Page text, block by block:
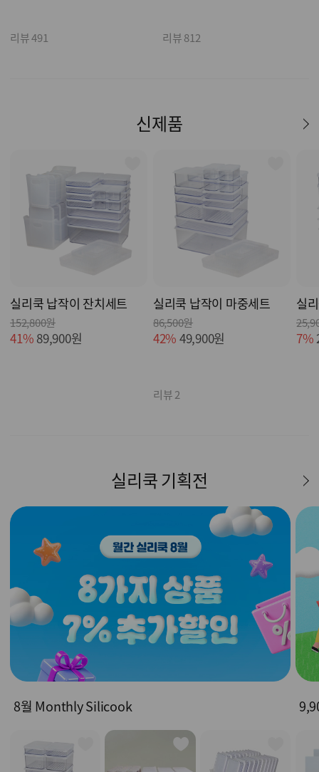
리뷰 491 리뷰 812
신제품
실리쿡 납작이 잔치세트
152,800원
41% 89,900원
실리쿡 납작이 마중세트
86,500원
42% 49,900원
리뷰 2
실
7%
실리쿡 기획전
8월 Monthly Silicook